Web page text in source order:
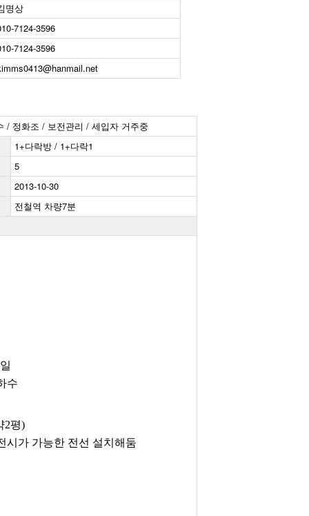
명상
7124-3596
7124-3596
/ 정화조 / 보전관리 / 세입자 거주중
1+다락방 / 1+다락1
5
2013-10-30
전철역 차량7분
수
2평)
시가 가능한 전선 설치해둠